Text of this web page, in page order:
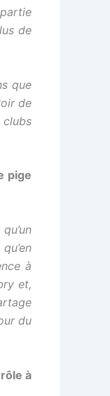
de
que
de
clubs
pige
à
et,
du
à